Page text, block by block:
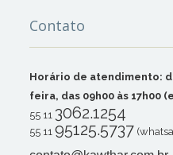
Contato
Horário de atendimento:
feira, das 09h00 às 17h00
55 11 3062.1254
55 1195125.5737